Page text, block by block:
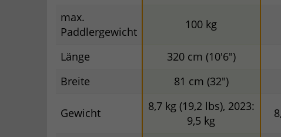
max.
Paddlergewicht
100 kg
Länge 320 cm (10'6")
Breite
81 cm (32")
Gewicht
8,7 kg (19,2 lbs), 2023:
9,5 kg